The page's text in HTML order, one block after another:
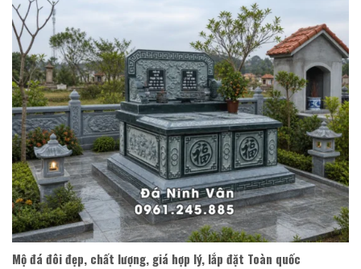
Mộ đá đôi đẹp, chất lượng, giá hợp lý, lắp đặt Toàn quốc